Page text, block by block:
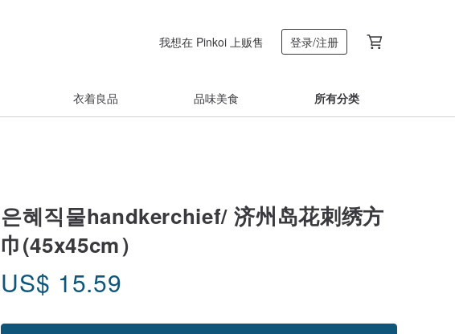
我想在 Pinkoi 上贩售 登录/注册
衣着良品 品味美食 所有分类
은혜직물handkerchief/ 济州岛花刺绣方
巾(45x45cm）
US$ 15.59